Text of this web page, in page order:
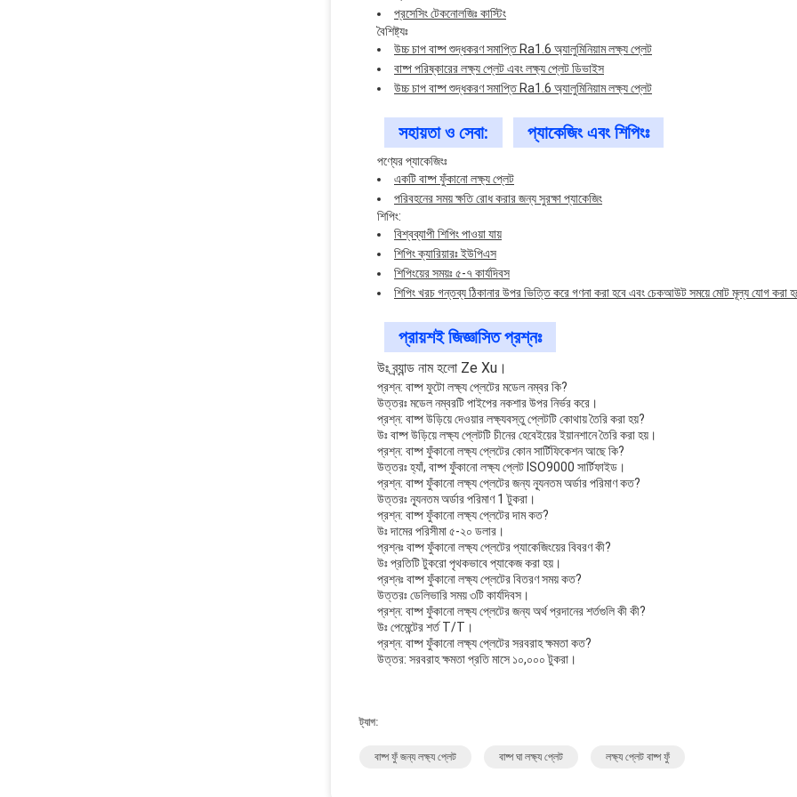
প্রসেসিং টেকনোলজিঃ কাস্টিং
বৈশিষ্ট্যঃ
উচ্চ চাপ বাষ্প শুদ্ধকরণ সমাপ্তি Ra1.6 অ্যালুমিনিয়াম লক্ষ্য প্লেট
বাষ্প পরিষ্কারের লক্ষ্য প্লেট এবং লক্ষ্য প্লেট ডিভাইস
উচ্চ চাপ বাষ্প শুদ্ধকরণ সমাপ্তি Ra1.6 অ্যালুমিনিয়াম লক্ষ্য প্লেট
সহায়তা ও সেবা: প্যাকেজিং এবং শিপিংঃ
পণ্যের প্যাকেজিংঃ
একটি বাষ্প ফুঁকানো লক্ষ্য প্লেট
পরিবহনের সময় ক্ষতি রোধ করার জন্য সুরক্ষা প্যাকেজিং
শিপিং:
বিশ্বব্যাপী শিপিং পাওয়া যায়
শিপিং ক্যারিয়ারঃ ইউপিএস
শিপিংয়ের সময়ঃ ৫-৭ কার্যদিবস
শিপিং খরচ গন্তব্য ঠিকানার উপর ভিত্তি করে গণনা করা হবে এবং চেকআউট সময়ে মোট মূল্য যোগ করা
প্রায়শই জিজ্ঞাসিত প্রশ্নঃ
উঃ ব্র্যান্ড নাম হলো Ze Xu।
প্রশ্ন: বাষ্প ফুটো লক্ষ্য প্লেটের মডেল নম্বর কি?
উত্তরঃ মডেল নম্বরটি পাইপের নকশার উপর নির্ভর করে।
প্রশ্ন: বাষ্প উড়িয়ে দেওয়ার লক্ষ্যবস্তু প্লেটটি কোথায় তৈরি করা হয়?
উঃ বাষ্প উড়িয়ে লক্ষ্য প্লেটটি চীনের হেবেইয়ের ইয়ানশানে তৈরি করা হয়।
প্রশ্ন: বাষ্প ফুঁকানো লক্ষ্য প্লেটের কোন সার্টিফিকেশন আছে কি?
উত্তরঃ হ্যাঁ, বাষ্প ফুঁকানো লক্ষ্য প্লেট ISO9000 সার্টিফাইড।
প্রশ্ন: বাষ্প ফুঁকানো লক্ষ্য প্লেটের জন্য ন্যূনতম অর্ডার পরিমাণ কত?
উত্তরঃ ন্যূনতম অর্ডার পরিমাণ 1 টুকরা।
প্রশ্ন: বাষ্প ফুঁকানো লক্ষ্য প্লেটের দাম কত?
উঃ দামের পরিসীমা ৫-২০ ডলার।
প্রশ্নঃ বাষ্প ফুঁকানো লক্ষ্য প্লেটের প্যাকেজিংয়ের বিবরণ কী?
উঃ প্রতিটি টুকরো পৃথকভাবে প্যাকেজ করা হয়।
প্রশ্নঃ বাষ্প ফুঁকানো লক্ষ্য প্লেটের বিতরণ সময় কত?
উত্তরঃ ডেলিভারি সময় ৩টি কার্যদিবস।
প্রশ্ন: বাষ্প ফুঁকানো লক্ষ্য প্লেটের জন্য অর্থ প্রদানের শর্তগুলি কী কী?
উঃ পেমেন্টের শর্ত T/T।
প্রশ্ন: বাষ্প ফুঁকানো লক্ষ্য প্লেটের সরবরাহ ক্ষমতা কত?
উত্তর: সরবরাহ ক্ষমতা প্রতি মাসে ১০,০০০ টুকরা।
ট্যাগ:
বাষ্প ফুঁ জন্য লক্ষ্য প্লেট বাষ্প ঘা লক্ষ্য প্লেট লক্ষ্য প্লেট বাষ্প ফুঁ